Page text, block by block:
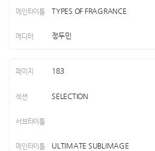
TYPES OF FRAGRANCE
정두민
183
SELECTION
ULTIMATE SUBLIMAGE